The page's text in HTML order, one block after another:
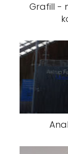
Grafill -